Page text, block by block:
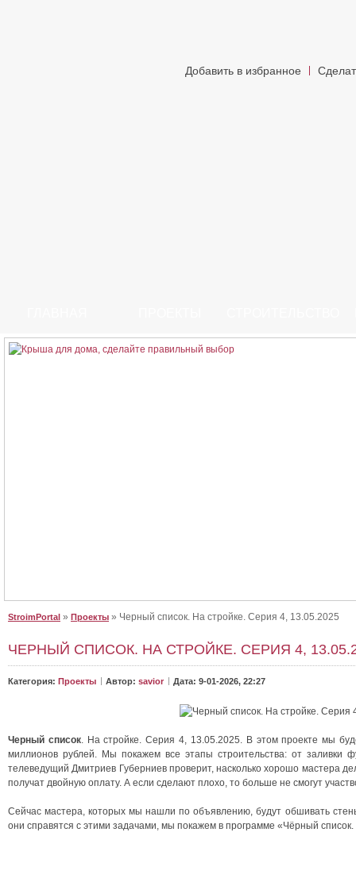
Добавить в избранное
StroimPortal » Проекты » Черный список. На стройке. Серия 4, 13.05.2025
ЧЕРНЫЙ СПИСОК. НА СТРОЙКЕ. СЕРИЯ 4,
Категория: Проекты Автор: savior Дата: 9-01-2026, 22:27
Черный список. На стройке. Серия 4, 13.05.2025. В этом проекте мы
миллионов рублей. Мы покажем все этапы строительства: от заливки
телеведущий Дмитриев Губерниев проверит, насколько хорошо мастера
получат двойную оплату. А если сделают плохо, то больше не смогут
Сейчас мастера, которых мы нашли по объявлению, будут обшивать
они справятся с этими задачами, мы покажем в программе «Чёрный список.